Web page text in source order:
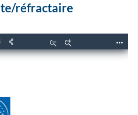
réfractaire